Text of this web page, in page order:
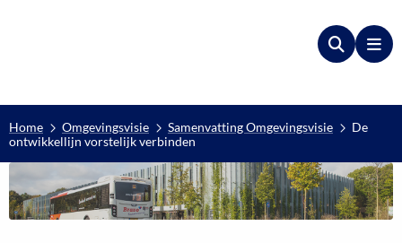
Zoeken
Home Omgevingsvisie Samenvatting Omgevingsvisie
De
ontwikkellijn vorstelijk verbinden